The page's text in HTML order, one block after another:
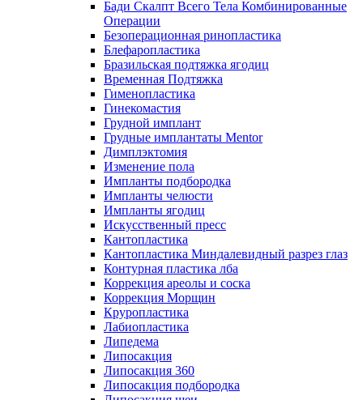
Бади Скалпт Всего Тела Комбинированные
Операции
Безоперационная ринопластика
Блефаропластика
Бразильская подтяжка ягодиц
Временная Подтяжка
Гименопластика
Гинекомастия
Грудной имплант
Грудные имплантаты Mentor
Димплэктомия
Изменение пола
Импланты подбородка
Импланты челюсти
Импланты ягодиц
Искусственный пресс
Кантопластика
Кантопластика Миндалевидный разрез глаз
Контурная пластика лба
Коррекция ареолы и соска
Коррекция Морщин
Круропластика
Лабиопластика
Липедема
Липосакция
Липосакция 360
Липосакция подбородка